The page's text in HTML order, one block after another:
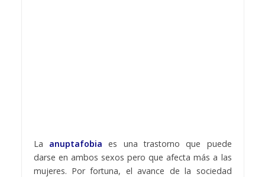
La anuptafobia es una trastorno que puede
darse en ambos sexos pero que afecta más a las
mujeres. Por fortuna, el avance de la sociedad